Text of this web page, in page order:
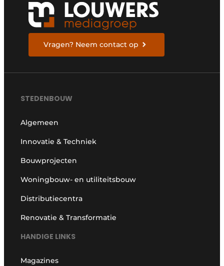
Vragen? Neem contact op
STEDENBOUW
Algemeen
Innovatie & Techniek
Bouwprojecten
Woningbouw- en utiliteitsbouw
Distributiecentra
Renovatie & Transformatie
HANDIGE LINKS
Magazines